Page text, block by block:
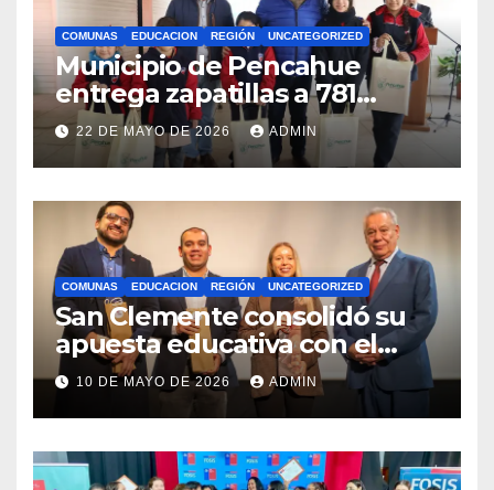
COMUNAS EDUCACION REGIÓN UNCATEGORIZED
Municipio de Pencahue
entrega zapatillas a 781
estudiantes con recursos del
Royalty Minero
22 DE MAYO DE 2026 ADMIN
COMUNAS EDUCACION REGIÓN UNCATEGORIZED
San Clemente consolidó su
apuesta educativa con el
lanzamiento del
Preuniversitario Brotes 2026
10 DE MAYO DE 2026 ADMIN